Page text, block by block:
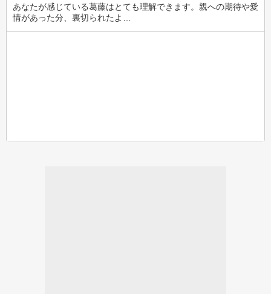
あなたが感じている葛藤はとても理解できます。親への期待や愛
情があった分、裏切られたよ…